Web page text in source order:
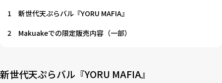
1
新世代天ぷらバル『YORU MAFIA』
2
Makuakeでの限定販売内容（一部）
新世代天ぷらバル『YORU MAFIA』